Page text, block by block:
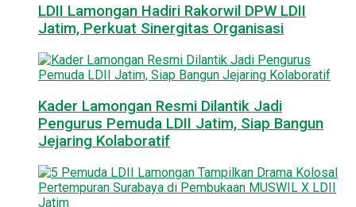
LDII Lamongan Hadiri Rakorwil DPW LDII
Jatim, Perkuat Sinergitas Organisasi
Kader Lamongan Resmi Dilantik Jadi
Pengurus Pemuda LDII Jatim, Siap Bangun
Jejaring Kolaboratif